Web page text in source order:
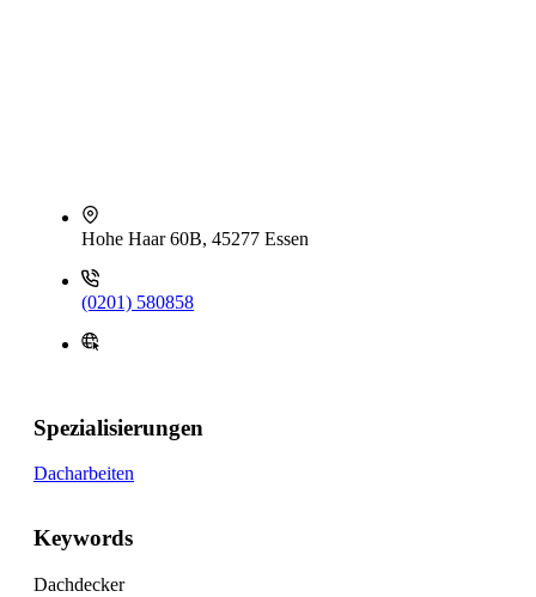
Hohe Haar 60B, 45277 Essen
(0201) 580858
Spezialisierungen
Dacharbeiten
Keywords
Dachdecker